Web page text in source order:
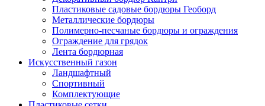
Пластиковые садовые бордюры Геоборд
Металлические бордюры
Полимерно-песчаные бордюры и ограждения
Ограждение для грядок
Лента бордюрная
Искусственный газон
Ландшафтный
Спортивный
Комплектующие